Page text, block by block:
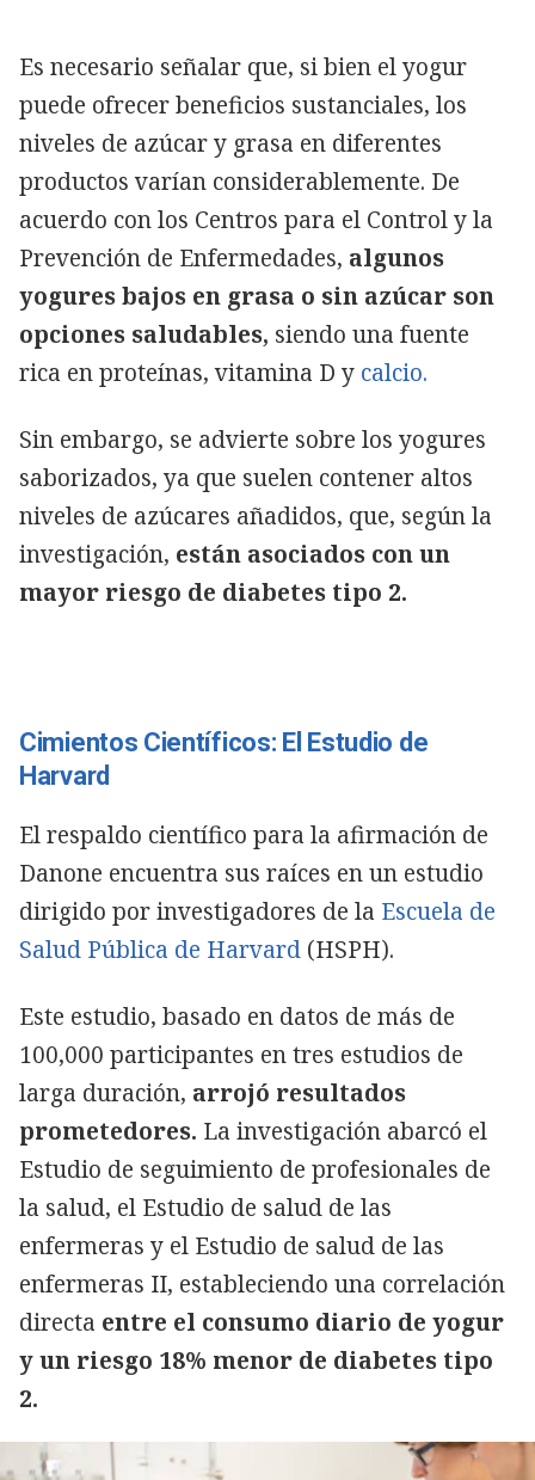
Es necesario señalar que, si bien el yogur
puede ofrecer beneficios sustanciales, los
niveles de azúcar y grasa en diferentes
productos varían considerablemente. De
acuerdo con los Centros para el Control y la
Prevención de Enfermedades, algunos
yogures bajos en grasa o sin azúcar son
opciones saludables, siendo una fuente
rica en proteínas, vitamina D y calcio.
Sin embargo, se advierte sobre los yogures
saborizados, ya que suelen contener altos
niveles de azúcares añadidos, que, según la
investigación, están asociados con un
mayor riesgo de diabetes tipo 2.
Cimientos Científicos: El Estudio de
Harvard
El respaldo científico para la afirmación de
Danone encuentra sus raíces en un estudio
dirigido por investigadores de la Escuela de
Salud Pública de Harvard (HSPH).
Este estudio, basado en datos de más de
100,000 participantes en tres estudios de
larga duración, arrojó resultados
prometedores. La investigación abarcó el
Estudio de seguimiento de profesionales de
la salud, el Estudio de salud de las
enfermeras y el Estudio de salud de las
enfermeras II, estableciendo una correlación
directa entre el consumo diario de yogur
y un riesgo 18% menor de diabetes tipo
2.